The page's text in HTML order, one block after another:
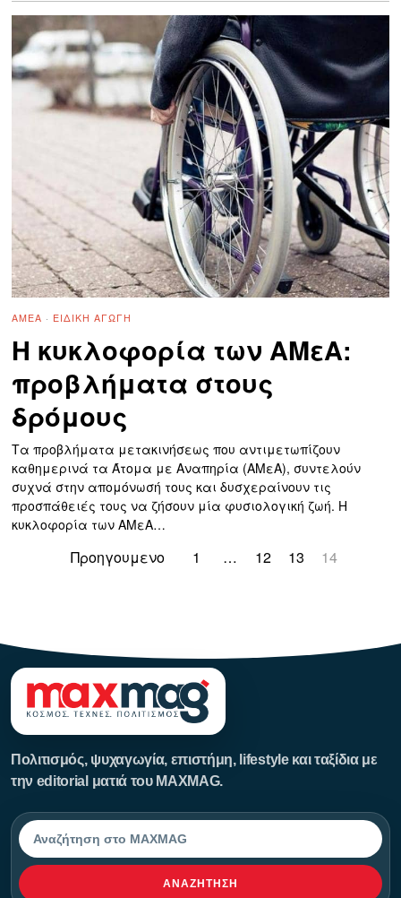
ΑΜΕΑ · ΕΙΔΙΚΉ ΑΓΩΓΉ
Η κυκλοφορία των ΑΜεΑ:
προβλήματα στους
δρόμους
Τα προβλήματα μετακινήσεως που αντιμετωπίζουν
καθημερινά τα Άτομα με Αναπηρία (ΑΜεΑ), συντελούν
συχνά στην απομόνωσή τους και δυσχεραίνουν τις
προσπάθειές τους να ζήσουν μία φυσιολογική ζωή. Η
κυκλοφορία των ΑΜεΑ…
Προηγουμενο 1 … 12 13 14
Πολιτισμός, ψυχαγωγία, επιστήμη, lifestyle και ταξίδια με
την editorial ματιά του MAXMAG.
Αναζήτηση
ΑΝΑΖΉΤΗΣΗ